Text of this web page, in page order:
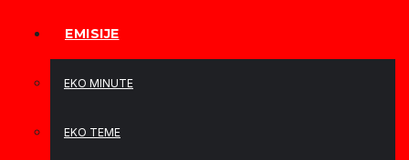
EMISIJE
EKO MINUTE
EKO TEME